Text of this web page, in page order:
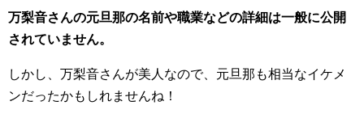
万梨音さんの元旦那の名前や職業などの詳細は一般に公開
されていません。
しかし、万梨音さんが美人なので、元旦那も相当なイケメ
ンだったかもしれませんね！